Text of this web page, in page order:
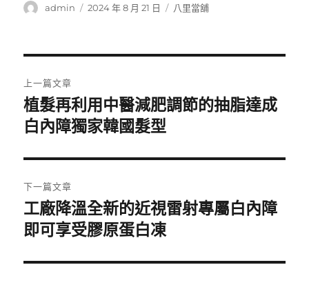
作
admin
發
2024 年 8 月 21 日
分
八里當舖
章
導
覽
上一篇文章
上
一
文
章:
植髮再利用中醫減肥調節的抽脂達成
白內障獨家韓國髮型
下一篇文章
下
一
文
工廠降溫全新的近視雷射專屬白內障
即可享受膠原蛋白凍